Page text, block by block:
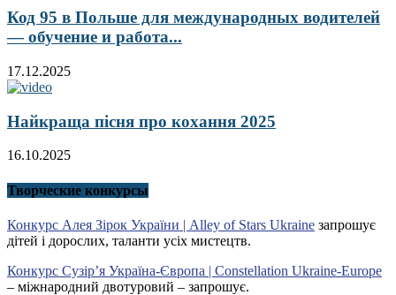
Код 95 в Польше для международных водителей
— обучение и работа...
17.12.2025
Найкраща пісня про кохання 2025
16.10.2025
Творческие конкурсы
Конкурс Алея Зірок України | Alley of Stars Ukraine запрошує
дітей і дорослих, таланти усіх мистецтв.
Конкурс Сузір’я Україна-Європа | Constellation Ukraine-Europe
– міжнародний двотуровий – запрошує.